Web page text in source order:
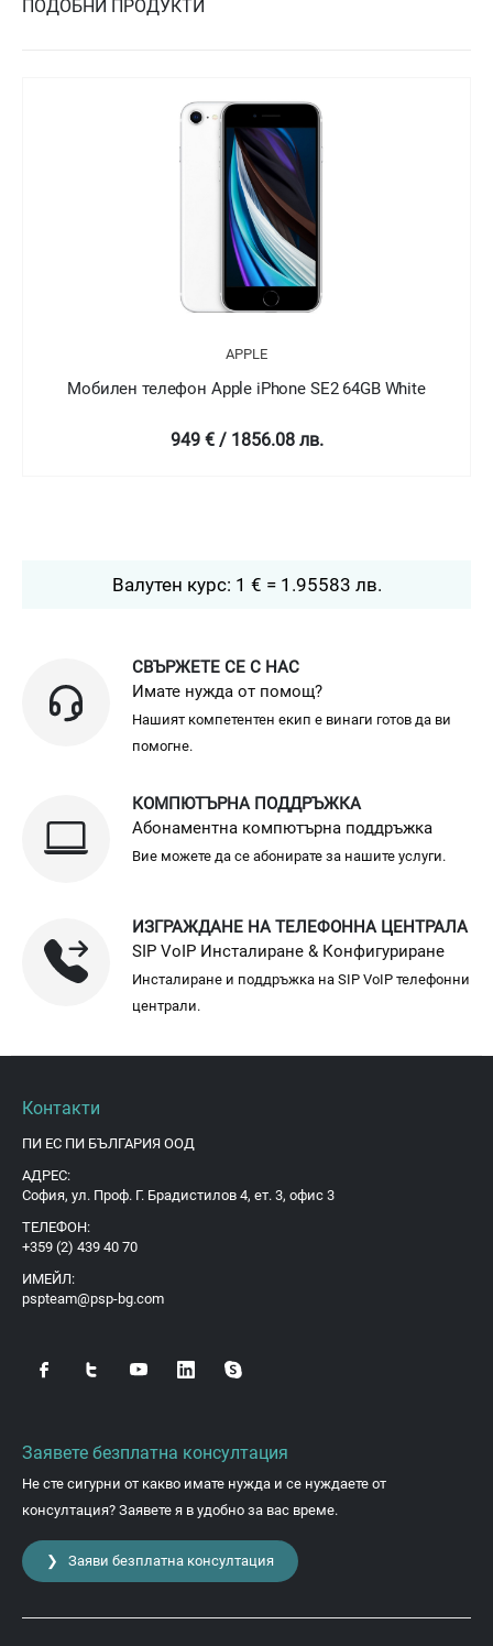
ПОДОБНИ ПРОДУКТИ
APPLE
Мобилен телефон Apple iPhone SE2 64GB White
949 € / 1856.08 лв.
Валутен курс: 1 € = 1.95583 лв.
СВЪРЖЕТЕ СЕ С НАС
Имате нужда от помощ?
Нашият компетентен екип е винаги готов да ви
помогне.
КОМПЮТЪРНА ПОДДРЪЖКА
Абонаментна компютърна поддръжка
Вие можете да се абонирате за нашите услуги.
ИЗГРАЖДАНЕ НА ТЕЛЕФОННА ЦЕНТРАЛА
SIP VoIP Инсталиране & Конфигуриране
Инсталиране и поддръжка на SIP VoIP телефонни
централи.
Контакти
ПИ ЕС ПИ БЪЛГАРИЯ ООД
АДРЕС:
София, ул. Проф. Г. Брадистилов 4, ет. 3, офис 3
ТЕЛЕФОН:
+359 (2) 439 40 70
ИМЕЙЛ:
pspteam@psp-bg.com
Заявете безплатна консултация
Не сте сигурни от какво имате нужда и се нуждаете от
консултация? Заявете я в удобно за вас време.
❯ Заяви безплатна консултация